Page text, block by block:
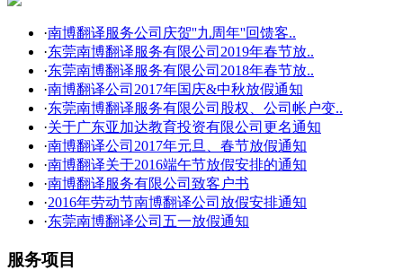
·南博翻译服务公司庆贺''九周年''回馈客..
·东莞南博翻译服务有限公司2019年春节放..
·东莞南博翻译服务有限公司2018年春节放..
·南博翻译公司2017年国庆&中秋放假通知
·东莞南博翻译服务有限公司股权、公司帐户变..
·关于广东亚加达教育投资有限公司更名通知
·南博翻译公司2017年元旦、春节放假通知
·南博翻译关于2016端午节放假安排的通知
·南博翻译服务有限公司致客户书
·2016年劳动节南博翻译公司放假安排通知
·东莞南博翻译公司五一放假通知
服务项目